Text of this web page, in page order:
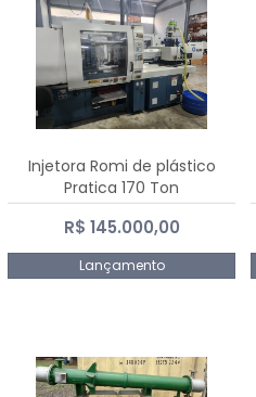
Injetora Romi de plástico
Pratica 170 Ton
R$ 145.000,00
Lançamento